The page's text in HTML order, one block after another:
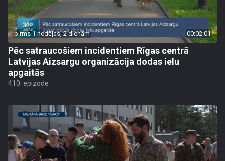
pirms 1 nedēļas, 2 dienām 00:02:01
Pēc satraucošiem incidentiem Rīgas centrā
Latvijas Aizsargu organizācija dodas ielu
apgaitās
410. epizode